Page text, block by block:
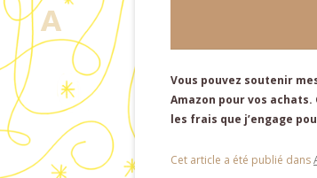
Vous pouvez soutenir
Amazon pour vos
les frais que j’engage
Cet article a été publié dans